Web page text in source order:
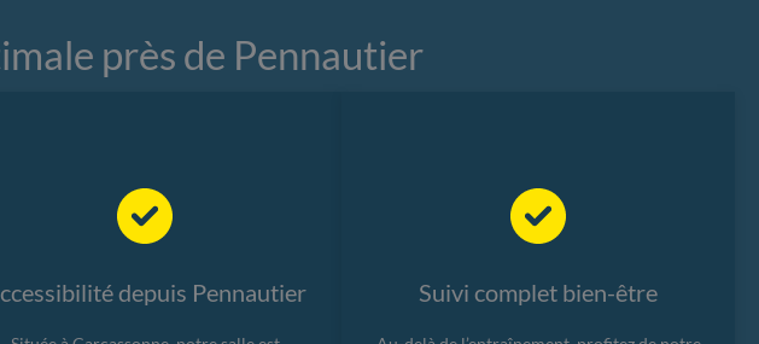
près de Pennautier
depuis Pennautier Suivi complet bien-être